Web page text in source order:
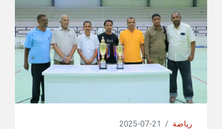
رياضة /
21-07-2025